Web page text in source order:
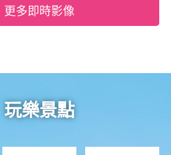
更多即時影像
玩樂景點